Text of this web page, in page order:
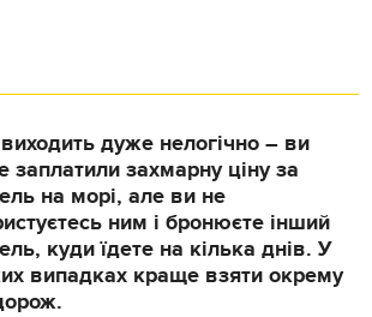
дуже нелогічно – ви
заплатили захмарну ціну за
на морі, але ви не
ним і бронюєте інший
куди їдете на кілька днів. У
випадках краще взяти окрему